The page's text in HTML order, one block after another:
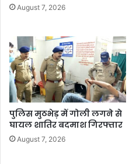
August 7, 2026
पुलिस मुठभेड़ में गोली लगने से
घायल शातिर बदमाश गिरफ्तार
August 7, 2026